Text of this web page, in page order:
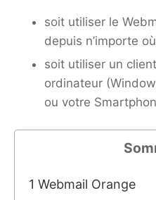
soit utiliser le
depuis n’importe
soit utiliser un
ordinateur
ou votre
1 Webmail Orange